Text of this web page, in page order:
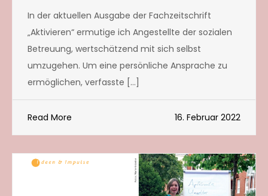
In der aktuellen Ausgabe der Fachzeitschrift
„Aktivieren“ ermutige ich Angestellte der sozialen
Betreuung, wertschätzend mit sich selbst
umzugehen. Um eine persönliche Ansprache zu
ermöglichen, verfasste […]
Read More 16. Februar 2022